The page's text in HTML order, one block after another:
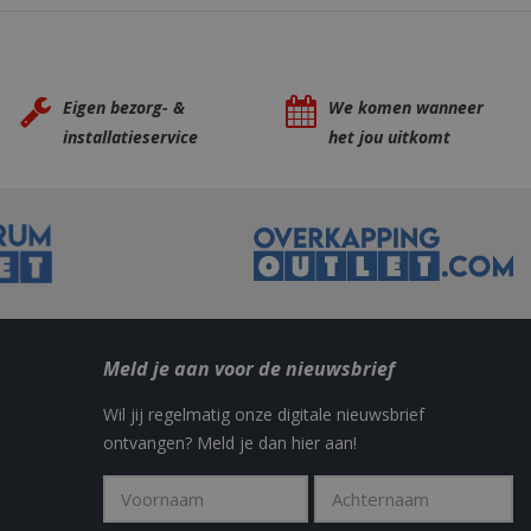
Eigen bezorg- &
installatieservice
We komen wanneer
het jou uitkomt
Meld je aan voor de nieuwsbrief
Wil jij regelmatig onze digitale nieuwsbrief
ontvangen? Meld je dan hier aan!
with Google
to be a new
information is
cookie-banner
om
en
over de
met betrekking
gerespecteerd